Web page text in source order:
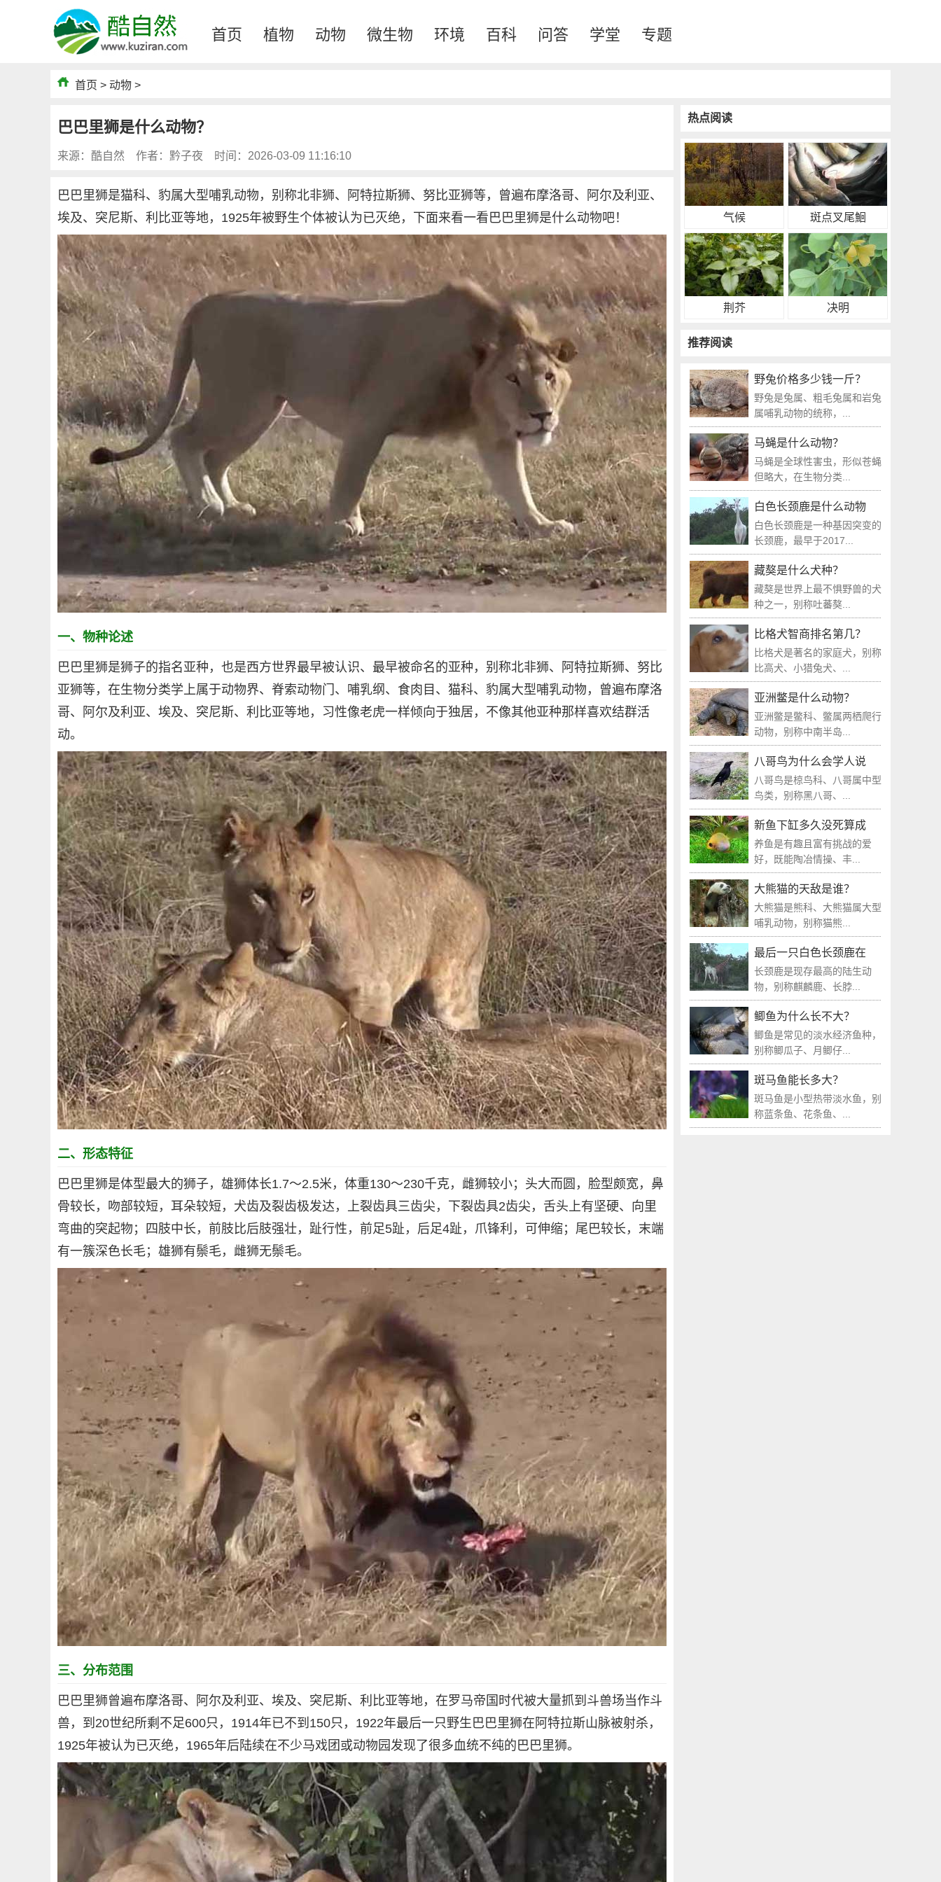
首页 植物 动物 微生物 环境 百科 问答 学堂 专题
首页 > 动物 >
巴巴里狮是什么动物？
来源：酷自然 作者：黔子夜 时间：2026-03-09 11:16:10
巴巴里狮是猫科、豹属大型哺乳动物，别称北非狮、阿特拉斯狮、努比亚狮等，曾遍布摩洛哥、阿尔及利亚、
埃及、突尼斯、利比亚等地，1925年被野生个体被认为已灭绝，下面来看一看巴巴里狮是什么动物吧！
一、物种论述
巴巴里狮是狮子的指名亚种，也是西方世界最早被认识、最早被命名的亚种，别称北非狮、阿特拉斯狮、努比
亚狮等，在生物分类学上属于动物界、脊索动物门、哺乳纲、食肉目、猫科、豹属大型哺乳动物，曾遍布摩洛
哥、阿尔及利亚、埃及、突尼斯、利比亚等地，习性像老虎一样倾向于独居，不像其他亚种那样喜欢结群活
动。
二、形态特征
巴巴里狮是体型最大的狮子，雄狮体长1.7～2.5米，体重130～230千克，雌狮较小；头大而圆，脸型颇宽，鼻
骨较长，吻部较短，耳朵较短，犬齿及裂齿极发达，上裂齿具三齿尖，下裂齿具2齿尖，舌头上有坚硬、向里
弯曲的突起物；四肢中长，前肢比后肢强壮，趾行性，前足5趾，后足4趾，爪锋利，可伸缩；尾巴较长，末端
有一簇深色长毛；雄狮有鬃毛，雌狮无鬃毛。
三、分布范围
巴巴里狮曾遍布摩洛哥、阿尔及利亚、埃及、突尼斯、利比亚等地，在罗马帝国时代被大量抓到斗兽场当作斗
兽，到20世纪所剩不足600只，1914年已不到150只，1922年最后一只野生巴巴里狮在阿特拉斯山脉被射杀，
1925年被认为已灭绝，1965年后陆续在不少马戏团或动物园发现了很多血统不纯的巴巴里狮。
热点阅读
气候 斑点叉尾鮰
荆芥 决明
推荐阅读
野兔价格多少钱一斤？
野兔是兔属、粗毛兔属和岩兔
属哺乳动物的统称，...
马蝇是什么动物？
马蝇是全球性害虫，形似苍蝇
但略大，在生物分类...
白色长颈鹿是什么动物
白色长颈鹿是一种基因突变的
长颈鹿，最早于2017...
藏獒是什么犬种？
藏獒是世界上最不惧野兽的犬
种之一，别称吐蕃獒...
比格犬智商排名第几？
比格犬是著名的家庭犬，别称
比高犬、小猎兔犬、...
亚洲鳖是什么动物？
亚洲鳖是鳖科、鳖属两栖爬行
动物，别称中南半岛...
八哥鸟为什么会学人说
八哥鸟是椋鸟科、八哥属中型
鸟类，别称黑八哥、...
新鱼下缸多久没死算成
养鱼是有趣且富有挑战的爱
好，既能陶冶情操、丰...
大熊猫的天敌是谁？
大熊猫是熊科、大熊猫属大型
哺乳动物，别称猫熊...
最后一只白色长颈鹿在
长颈鹿是现存最高的陆生动
物，别称麒麟鹿、长脖...
鲫鱼为什么长不大？
鲫鱼是常见的淡水经济鱼种，
别称鲫瓜子、月鲫仔...
斑马鱼能长多大？
斑马鱼是小型热带淡水鱼，别
称蓝条鱼、花条鱼、...